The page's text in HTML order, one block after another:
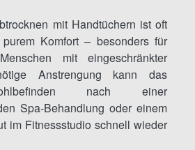
mit Handtüchern ist oft
Komfort – besonders für
mit eingeschränkter
Anstrengung kann das
nach einer
Spa-Behandlung oder einem
im Fitnessstudio schnell wieder